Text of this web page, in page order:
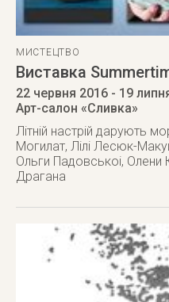
МИСТЕЦТВО
Виставка
22 червня 2016 - 19
Арт-салон «Сливка»
Літній настрій дарують
Могилат, Лілі Лесюк-
Ольги Падовськоі, Олени
Драгана